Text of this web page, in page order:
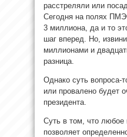
расстреляли или
Сегодня на полях
3 миллиона, да и то
шаг вперед. Но,
миллионами и
разница.
Однако суть вопроса-
или провалено будет
президента.
Суть в том, что любое
позволяет